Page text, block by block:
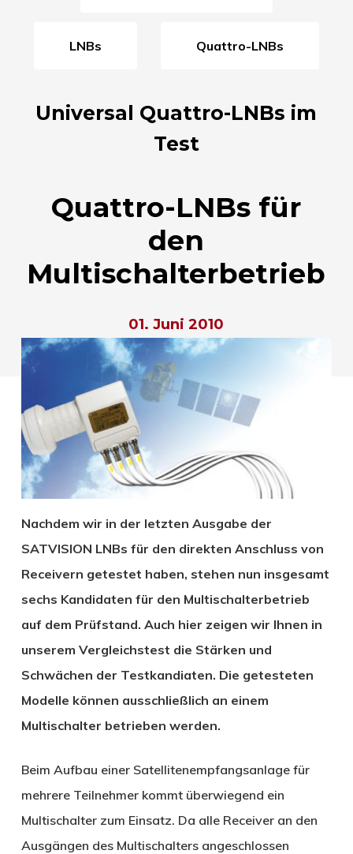
LNBs Quattro-LNBs
Universal Quattro-LNBs im
Test
Quattro-LNBs für
den
Multischalterbetrieb
01. Juni 2010
Nachdem wir in der letzten Ausgabe der
SATVISION LNBs für den direkten Anschluss von
Receivern getestet haben, stehen nun insgesamt
sechs Kandidaten für den Multischalterbetrieb
auf dem Prüfstand. Auch hier zeigen wir Ihnen in
unserem Vergleichstest die Stärken und
Schwächen der Testkandiaten. Die getesteten
Modelle können ausschließlich an einem
Multischalter betrieben werden.
Beim Aufbau einer Satellitenempfangsanlage für
mehrere Teilnehmer kommt überwiegend ein
Multischalter zum Einsatz. Da alle Receiver an den
Ausgängen des Multischalters angeschlossen